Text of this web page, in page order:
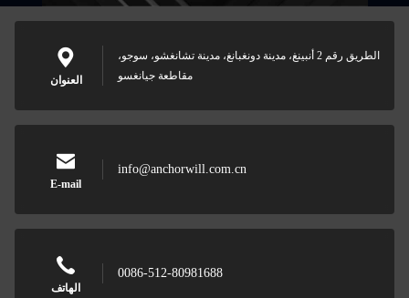
العنوان
الطريق رقم 2 أنبينغ، مدينة دونغبانغ، مدينة تشانغشو، سوجو،
مقاطعة جيانغسو
E-mail
info@anchorwill.com.cn
الهاتف
0086-512-80981688